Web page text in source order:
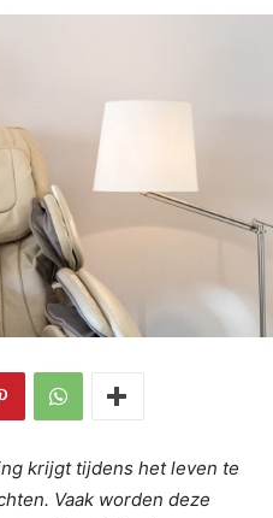
krijgt tijdens het leven te
Vaak worden deze